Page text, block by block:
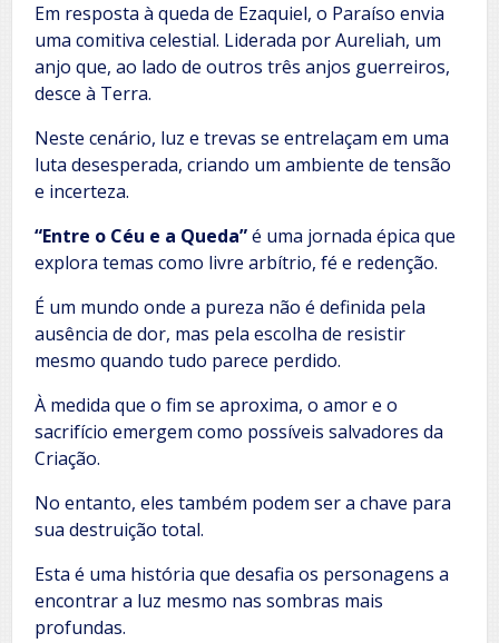
Em resposta à queda de Ezaquiel, o Paraíso envia
uma comitiva celestial. Liderada por Aureliah, um
anjo que, ao lado de outros três anjos guerreiros,
desce à Terra.
Neste cenário, luz e trevas se entrelaçam em uma
luta desesperada, criando um ambiente de tensão
e incerteza.
“Entre o Céu e a Queda”é uma jornada épica que
explora temas como livre arbítrio, fé e redenção.
É um mundo onde a pureza não é definida pela
ausência de dor, mas pela escolha de resistir
mesmo quando tudo parece perdido.
À medida que o fim se aproxima, o amor e o
sacrifício emergem como possíveis salvadores da
Criação.
No entanto, eles também podem ser a chave para
sua destruição total.
Esta é uma história que desafia os personagens a
encontrar a luz mesmo nas sombras mais
profundas.